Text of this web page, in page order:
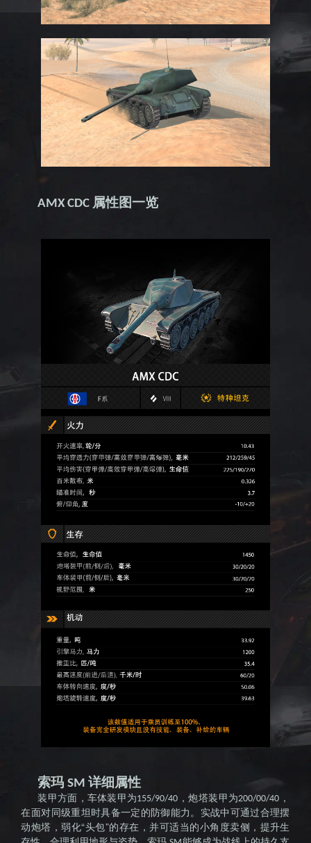
AMX CDC 属性图一览
索玛SM详细属性
装甲方面，车体装甲为155/90/40 ，炮塔装甲为200/00/40 ，
在面对同级重坦时具备一定的防御能力。实战中可通过合理摆
动炮塔，弱化“头包”的存在，并可适当的小角度卖侧，提升生